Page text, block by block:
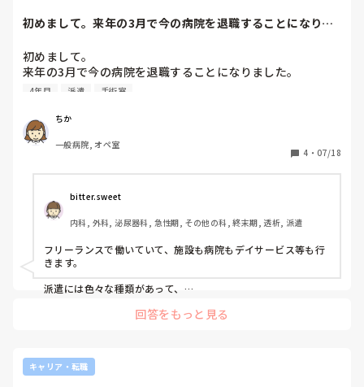
子のためです。
指導する側も体力・気力を使いますよね…
できれば穏便に過ごしたいですもんね…
先輩たちはどうやって指導していたか、先輩だったらこうゆう
場合はどう対応するか、聞いてみてもいいかもしれませんよ！
初めまして。来年の3月で今の病院を退職することになりま
初めまして。
来年の3月で今の病院を退職することになりました。
そして、来年の9月に他県に引っ越すことも決まっていま
ですので来年の4月〜8月までの間、派遣をしようと考えてい
ます。
しかし、手術室の経験が4年目。病棟経験が0です。
もし、過去･現在派遣をされている方がいらしたら
派遣として働いてみた印象、メリットデメリット
派遣をする際気をつけなくてはいけないことなど教えていた
4年目 派遣 手術室
ちか
一般病院, オペ室
4 ・ 07/18
bitter.sweet
内科, 外科, 泌尿器科, 急性期, その他の科, 終末期, 透析, 派遣
フリーランスで働いていて、施設も病院もデイサービス等も行
きます。
派遣には色々な種類があって、
メリットは期間がある程度決まっているので、就業場所が合わ
デメリットは、正規職員と違ってボーナス等が無いことが多い
です。
回答をもっと見る
キャリア・転職